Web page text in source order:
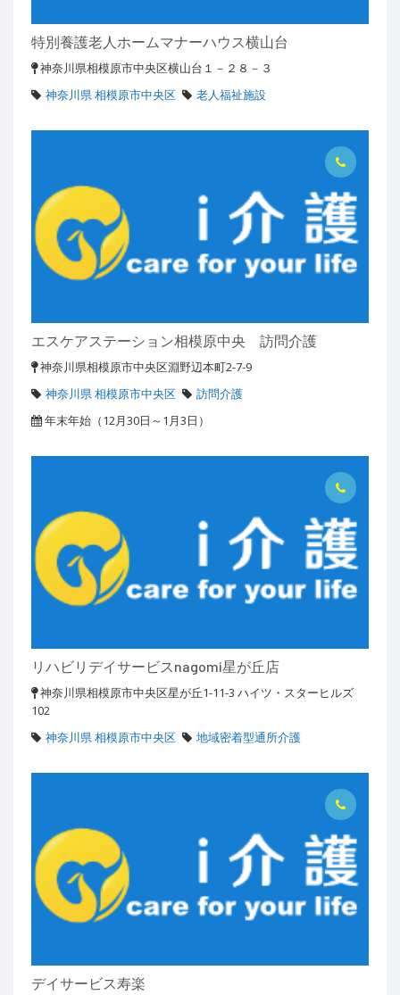
特別養護老人ホームマナーハウス横山台
神奈川県相模原市中央区横山台１－２８－３
神奈川県 相模原市中央区
老人福祉施設
エスケアステーション相模原中央 訪問介護
神奈川県相模原市中央区淵野辺本町2-7-9
神奈川県 相模原市中央区
訪問介護
年末年始（12月30日～1月3日）
リハビリデイサービスnagomi星が丘店
神奈川県相模原市中央区星が丘1-11-3 ハイツ・スターヒルズ
102
神奈川県 相模原市中央区
地域密着型通所介護
デイサービス寿楽